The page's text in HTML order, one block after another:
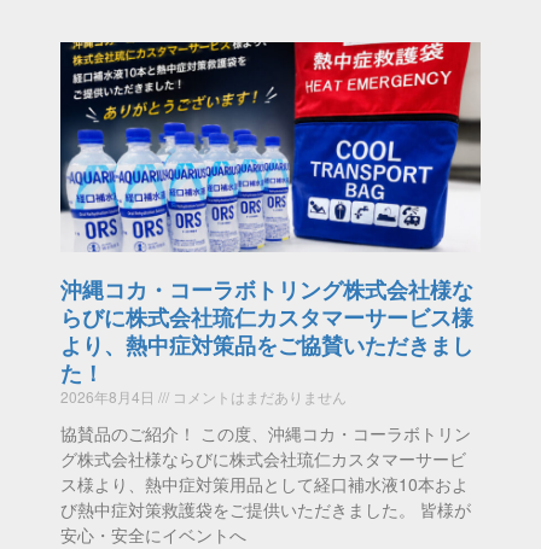
沖縄コカ・コーラボトリング株式会社様な
らびに株式会社琉仁カスタマーサービス様
より、熱中症対策品をご協賛いただきまし
た！
2026年8月4日 コメントはまだありません
協賛品のご紹介！ この度、沖縄コカ・コーラボトリン
グ株式会社様ならびに株式会社琉仁カスタマーサービ
ス様より、熱中症対策用品として経口補水液10本およ
び熱中症対策救護袋をご提供いただきました。 皆様が
安心・安全にイベントへ